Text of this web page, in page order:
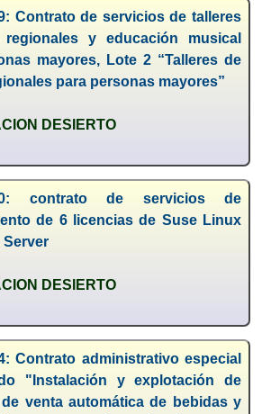
Contrato de servicios de talleres
y educación musical
mayores, Lote 2 “Talleres de
para personas mayores”
DESIERTO
contrato de servicios de
de 6 licencias de Suse Linux
Server
DESIERTO
Contrato administrativo especial
"Instalación y explotación de
venta automática de bebidas y